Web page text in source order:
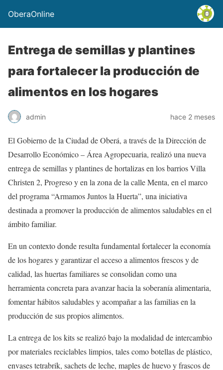
OberaOnline
Entrega de semillas y plantines
para fortalecer la producción de
alimentos en los hogares
admin hace 2 meses
El Gobierno de la Ciudad de Oberá, a través de la Dirección de
Desarrollo Económico – Área Agropecuaria, realizó una nueva
entrega de semillas y plantines de hortalizas en los barrios Villa
Christen 2, Progreso y en la zona de la calle Menta, en el marco
del programa “Armamos Juntos la Huerta”, una iniciativa
destinada a promover la producción de alimentos saludables en el
ámbito familiar.
En un contexto donde resulta fundamental fortalecer la economía
de los hogares y garantizar el acceso a alimentos frescos y de
calidad, las huertas familiares se consolidan como una
herramienta concreta para avanzar hacia la soberanía alimentaria,
fomentar hábitos saludables y acompañar a las familias en la
producción de sus propios alimentos.
La entrega de los kits se realizó bajo la modalidad de intercambio
por materiales reciclables limpios, tales como botellas de plástico,
envases tetrabrik, sachets de leche, maples de huevo y frascos de